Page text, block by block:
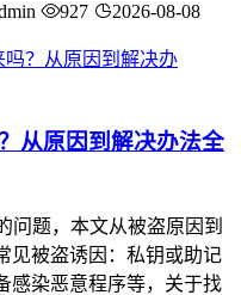
927 2026-08-08
从原因到解决办法全
问题，本文从被盗原因到
见被盗诱因：私钥或助记
感染恶意程序等，关于找